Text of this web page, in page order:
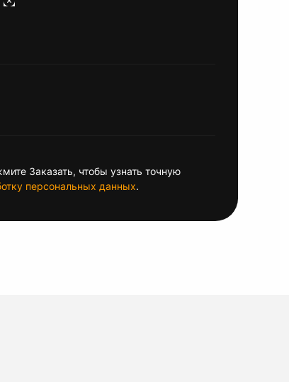
Заказать, чтобы узнать точную
персональных данных.